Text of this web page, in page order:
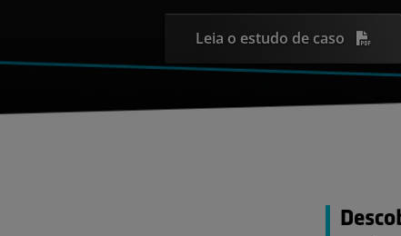
Leia o estudo de caso